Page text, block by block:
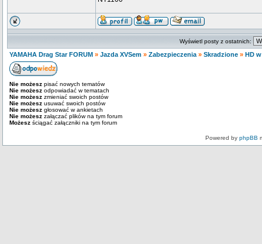
Wyświetl posty z ostatnich:
YAMAHA Drag Star FORUM » Jazda XVSem » Zabezpieczenia » Skradzione » HD
Nie możesz pisać nowych tematów
Nie możesz odpowiadać w tematach
Nie możesz zmieniać swoich postów
Nie możesz usuwać swoich postów
Nie możesz głosować w ankietach
Nie możesz załączać plików na tym forum
Możesz ściągać załączniki na tym forum
Powered by phpBB